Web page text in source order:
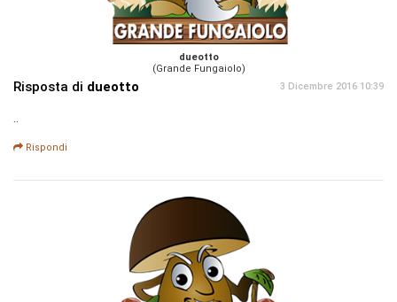
dueotto
(Grande Fungaiolo)
Risposta di dueotto 3 Dicembre 2016 10:39
..
Rispondi